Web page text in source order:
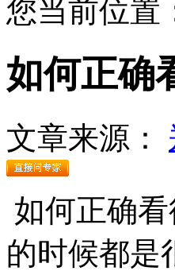
您当前位置
如何正确
文章来源：
如何正确
的时候都是